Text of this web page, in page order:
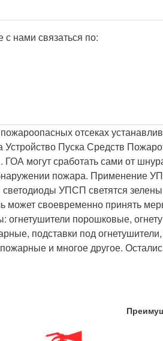
нами связаться по:
отсеках
Устройство Пуска Средств
ГОА могут сработать сами от
пожара. Применение
УПСП светятся
может своевременно принять
огнетушители порошковые,
подставки под
и многое другое.